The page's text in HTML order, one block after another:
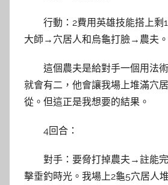
行動：2費用英雄技能搭上剩
大師→穴居人和烏龜打臉→農夫。
這個農夫是給對手一個用法
就會有二，他會讓我場上堆滿穴
從。但這正是我想要的結果。
4回合：
對手：要脅打掉農夫→註能
擊垂釣時光。我場上2龜5穴居人